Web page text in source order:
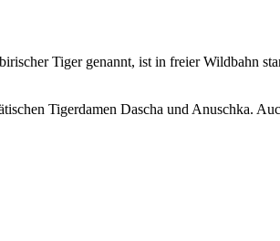
Tiger genannt, ist in freier Wildbahn
Tigerdamen Dascha und Anuschka.